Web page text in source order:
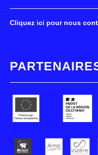
Cliquez ici pour nous